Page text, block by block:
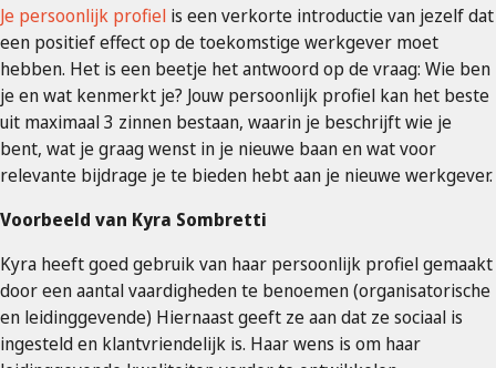
Je persoonlijk profiel is een verkorte introductie van jezelf dat
een positief effect op de toekomstige werkgever moet
hebben. Het is een beetje het antwoord op de vraag: Wie ben
je en wat kenmerkt je? Jouw persoonlijk profiel kan het beste
uit maximaal 3 zinnen bestaan, waarin je beschrijft wie je
bent, wat je graag wenst in je nieuwe baan en wat voor
relevante bijdrage je te bieden hebt aan je nieuwe werkgever.
Voorbeeld van Kyra Sombretti
Kyra heeft goed gebruik van haar persoonlijk profiel gemaakt
door een aantal vaardigheden te benoemen (organisatorische
en leidinggevende) Hiernaast geeft ze aan dat ze sociaal is
ingesteld en klantvriendelijk is. Haar wens is om haar